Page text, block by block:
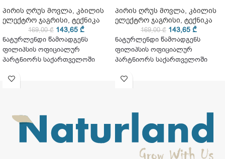
პირის ღრუს მოვლა, კბილის
ელექტრო ჯაგრისი, ტექნიკა
169,00₾ 143,65 ₾
ნატურლენდი წამოადგენს
ფილიპსის ოფიციალურ
პარტნიორს საქართველოში
პირის ღრუს მოვლა, კბილის
ელექტრო ჯაგრისი, ტექნიკა
169,00₾ 143,65 ₾
ნატურლენდი წამოადგენს
ფილიპსის ოფიციალურ
პარტნიორს საქართველოში